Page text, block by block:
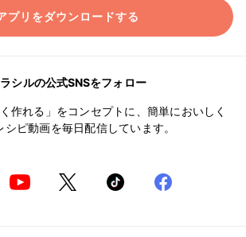
プリをダウンロードする
シルの公式SNSをフォロー
作れる」をコンセプトに、簡単においしく
シピ動画を毎日配信しています。